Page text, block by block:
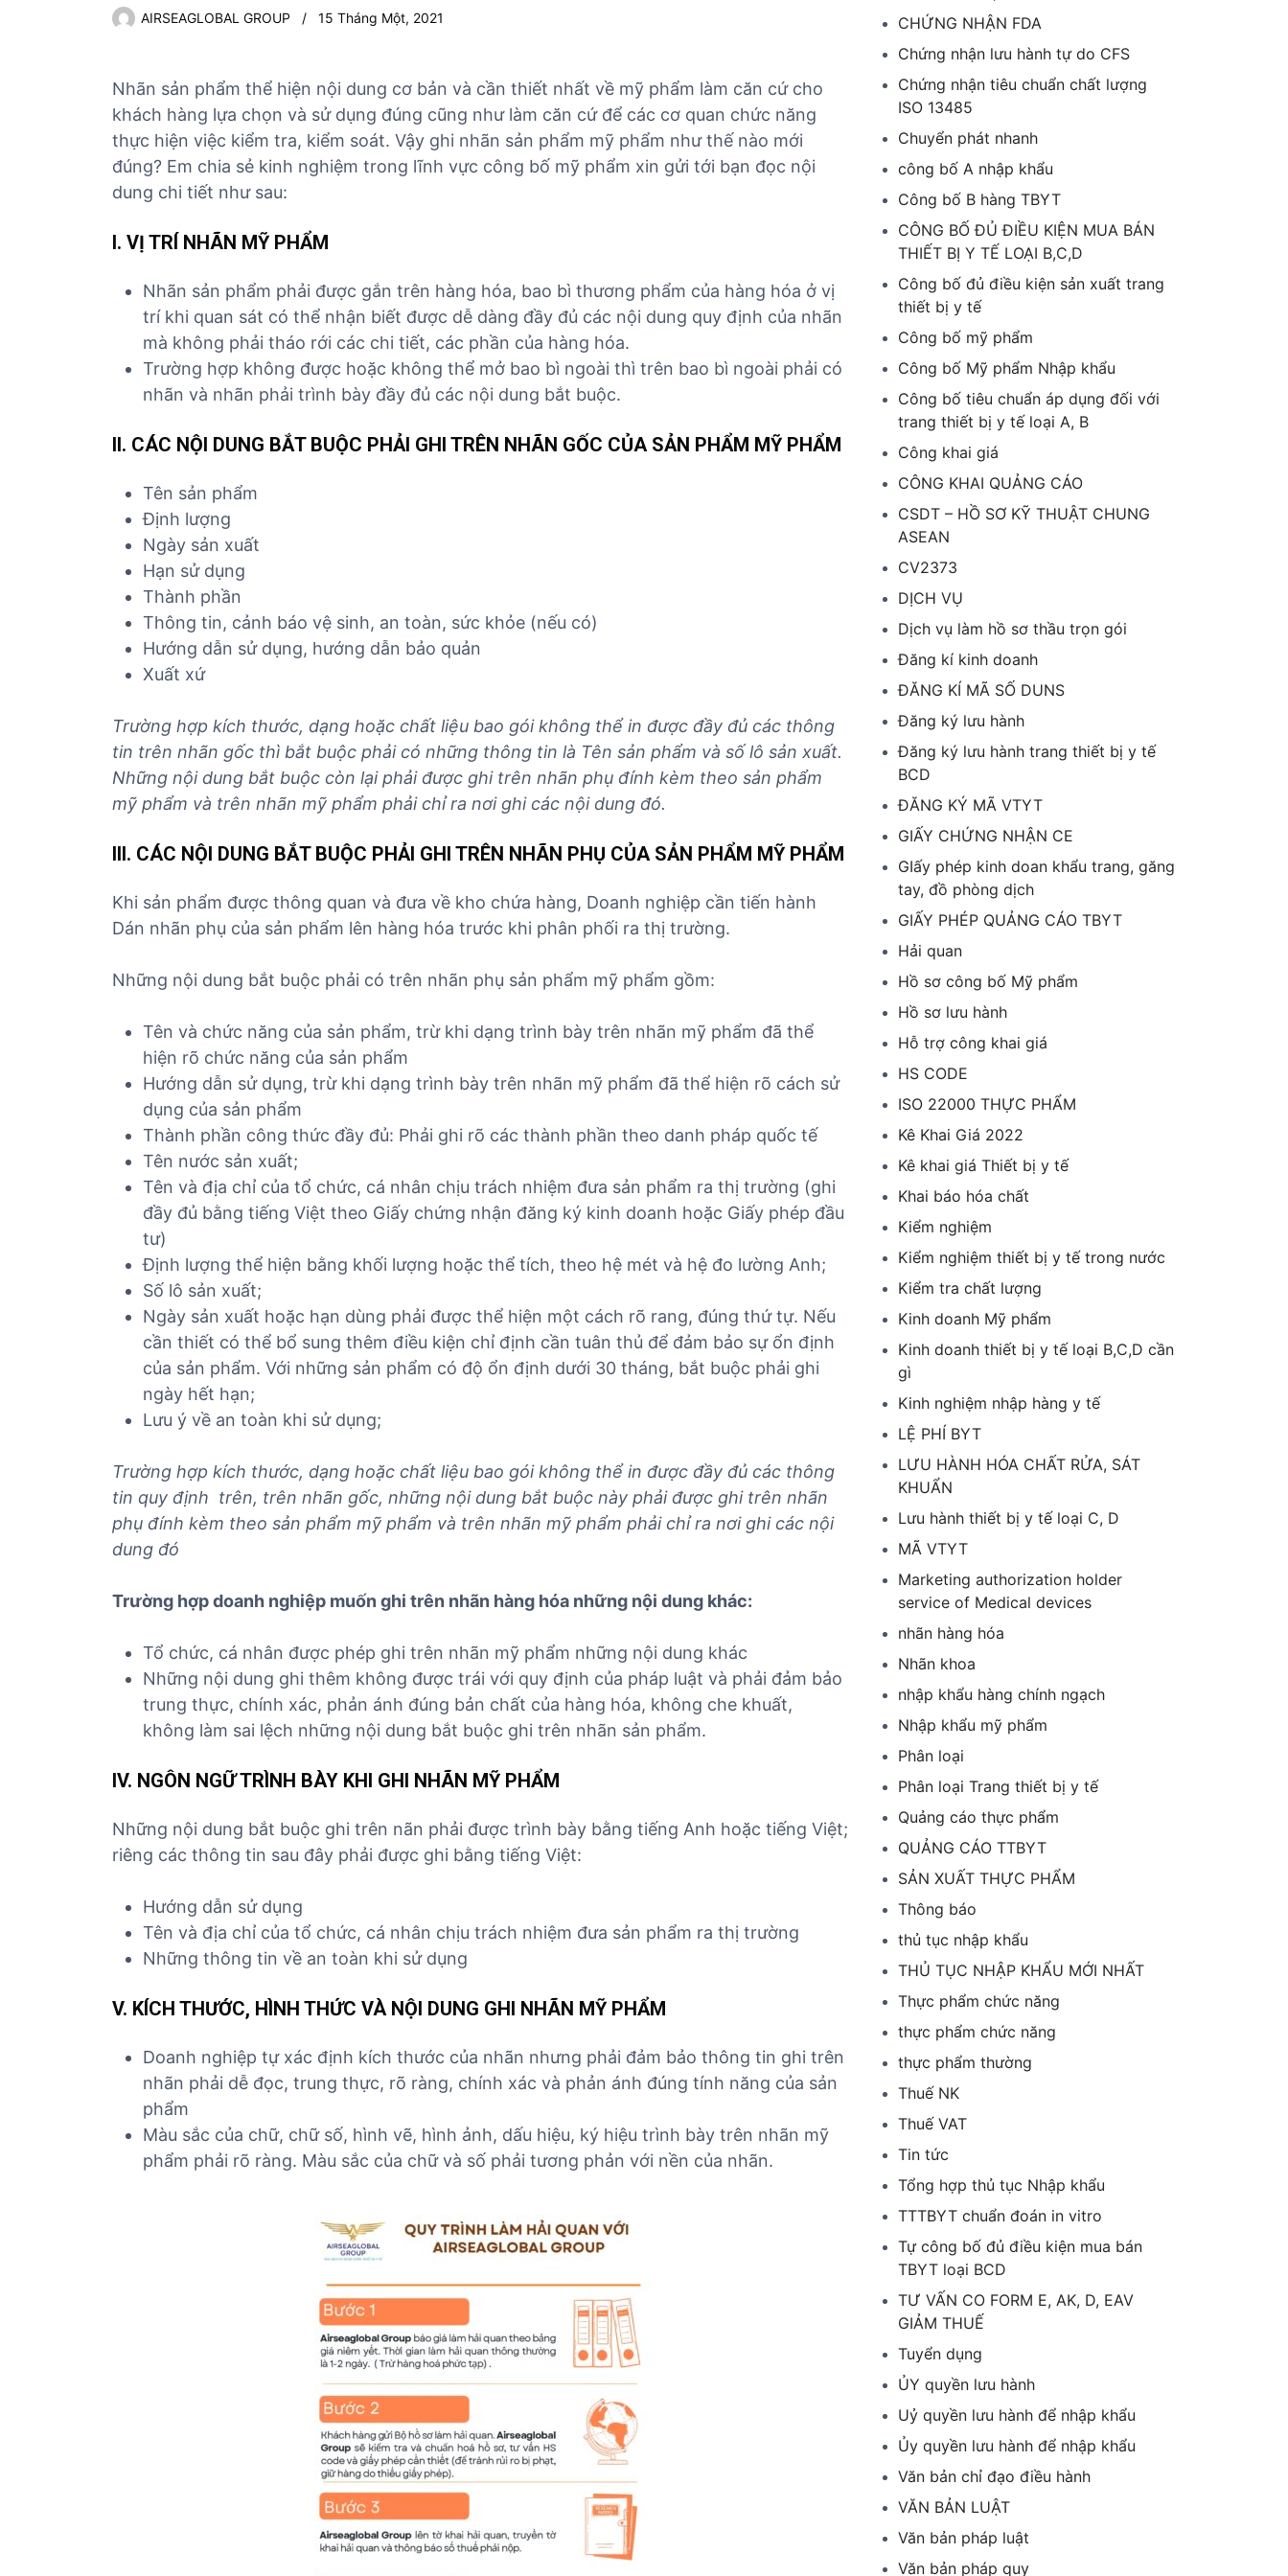
AIRSEAGLOBAL GROUP 15 Tháng Một, 2021
Nhãn sản phẩm thể hiện nội dung cơ bản và cần thiết nhất về mỹ phẩm làm căn cứ cho
khách hàng lựa chọn và sử dụng đúng cũng như làm căn cứ để các cơ quan chức năng
thực hiện việc kiểm tra, kiểm soát. Vậy ghi nhãn sản phẩm mỹ phẩm như thế nào mới
đúng? Em chia sẻ kinh nghiệm trong lĩnh vực công bố mỹ phẩm xin gửi tới bạn đọc nội
dung chi tiết như sau:
I. VỊ TRÍ NHÃN MỸ PHẨM
Nhãn sản phẩm phải được gắn trên hàng hóa, bao bì thương phẩm của hàng hóa ở vị
trí khi quan sát có thể nhận biết được dễ dàng đầy đủ các nội dung quy định của nhãn
mà không phải tháo rới các chi tiết, các phần của hàng hóa.
Trường hợp không được hoặc không thể mở bao bì ngoài thì trên bao bì ngoài phải có
nhãn và nhãn phải trình bày đầy đủ các nội dung bắt buộc.
II. CÁC NỘI DUNG BẮT BUỘC PHẢI GHI TRÊN NHÃN GỐC CỦA SẢN PHẨM MỸ PHẨM
Tên sản phẩm
Định lượng
Ngày sản xuất
Hạn sử dụng
Thành phần
Thông tin, cảnh báo vệ sinh, an toàn, sức khỏe (nếu có)
Hướng dẫn sử dụng, hướng dẫn bảo quản
Xuất xứ
Trường hợp kích thước, dạng hoặc chất liệu bao gói không thể in được đầy đủ các thông
tin trên nhãn gốc thì bắt buộc phải có những thông tin là Tên sản phẩm và số lô sản xuất.
Những nội dung bắt buộc còn lại phải được ghi trên nhãn phụ đính kèm theo sản phẩm
mỹ phẩm và trên nhãn mỹ phẩm phải chỉ ra nơi ghi các nội dung đó.
III. CÁC NỘI DUNG BẮT BUỘC PHẢI GHI TRÊN NHÃN PHỤ CỦA SẢN PHẨM MỸ PHẨM
Khi sản phẩm được thông quan và đưa về kho chứa hàng, Doanh nghiệp cần tiến hành
Dán nhãn phụ của sản phẩm lên hàng hóa trước khi phân phối ra thị trường.
Những nội dung bắt buộc phải có trên nhãn phụ sản phẩm mỹ phẩm gồm:
Tên và chức năng của sản phẩm, trừ khi dạng trình bày trên nhãn mỹ phẩm đã thể
hiện rõ chức năng của sản phẩm
Hướng dẫn sử dụng, trừ khi dạng trình bày trên nhãn mỹ phẩm đã thể hiện rõ cách sử
dụng của sản phẩm
Thành phần công thức đầy đủ: Phải ghi rõ các thành phần theo danh pháp quốc tế
Tên nước sản xuất;
Tên và địa chỉ của tổ chức, cá nhân chịu trách nhiệm đưa sản phẩm ra thị trường (ghi
đầy đủ bằng tiếng Việt theo Giấy chứng nhận đăng ký kinh doanh hoặc Giấy phép đầu
tư)
Định lượng thể hiện bằng khối lượng hoặc thể tích, theo hệ mét và hệ đo lường Anh;
Số lô sản xuất;
Ngày sản xuất hoặc hạn dùng phải được thể hiện một cách rõ rang, đúng thứ tự. Nếu
cần thiết có thể bổ sung thêm điều kiện chỉ định cần tuân thủ để đảm bảo sự ổn định
của sản phẩm. Với những sản phẩm có độ ổn định dưới 30 tháng, bắt buộc phải ghi
ngày hết hạn;
Lưu ý về an toàn khi sử dụng;
Trường hợp kích thước, dạng hoặc chất liệu bao gói không thể in được đầy đủ các thông
tin quy định trên, trên nhãn gốc, những nội dung bắt buộc này phải được ghi trên nhãn
phụ đính kèm theo sản phẩm mỹ phẩm và trên nhãn mỹ phẩm phải chỉ ra nơi ghi các nội
dung đó
Trường hợp doanh nghiệp muốn ghi trên nhãn hàng hóa những nội dung khác:
Tổ chức, cá nhân được phép ghi trên nhãn mỹ phẩm những nội dung khác
Những nội dung ghi thêm không được trái với quy định của pháp luật và phải đảm bảo
trung thực, chính xác, phản ánh đúng bản chất của hàng hóa, không che khuất,
không làm sai lệch những nội dung bắt buộc ghi trên nhãn sản phẩm.
IV. NGÔN NGỮ TRÌNH BÀY KHI GHI NHÃN MỸ PHẨM
Những nội dung bắt buộc ghi trên nãn phải được trình bày bằng tiếng Anh hoặc tiếng Việt;
riêng các thông tin sau đây phải được ghi bằng tiếng Việt:
Hướng dẫn sử dụng
Tên và địa chỉ của tổ chức, cá nhân chịu trách nhiệm đưa sản phẩm ra thị trường
Những thông tin về an toàn khi sử dụng
V. KÍCH THƯỚC, HÌNH THỨC VÀ NỘI DUNG GHI NHÃN MỸ PHẨM
Doanh nghiệp tự xác định kích thước của nhãn nhưng phải đảm bảo thông tin ghi trên
nhãn phải dễ đọc, trung thực, rõ ràng, chính xác và phản ánh đúng tính năng của sản
phẩm
Màu sắc của chữ, chữ số, hình vẽ, hình ảnh, dấu hiệu, ký hiệu trình bày trên nhãn mỹ
phẩm phải rõ ràng. Màu sắc của chữ và số phải tương phản với nền của nhãn.
CHỨNG NHẬN FDA
Chứng nhận lưu hành tự do CFS
Chứng nhận tiêu chuẩn chất lượng
ISO 13485
Chuyển phát nhanh
công bố A nhập khẩu
Công bố B hàng TBYT
CÔNG BỐ ĐỦ ĐIỀU KIỆN MUA BÁN
THIẾT BỊ Y TẾ LOẠI B,C,D
Công bố đủ điều kiện sản xuất trang
thiết bị y tế
Công bố mỹ phẩm
Công bố Mỹ phẩm Nhập khẩu
Công bố tiêu chuẩn áp dụng đối với
trang thiết bị y tế loại A, B
Công khai giá
CÔNG KHAI QUẢNG CÁO
CSDT – HỒ SƠ KỸ THUẬT CHUNG
ASEAN
CV2373
DỊCH VỤ
Dịch vụ làm hồ sơ thầu trọn gói
Đăng kí kinh doanh
ĐĂNG KÍ MÃ SỐ DUNS
Đăng ký lưu hành
Đăng ký lưu hành trang thiết bị y tế
BCD
ĐĂNG KÝ MÃ VTYT
GIẤY CHỨNG NHẬN CE
GIấy phép kinh doan khẩu trang, găng
tay, đồ phòng dịch
GIẤY PHÉP QUẢNG CÁO TBYT
Hải quan
Hồ sơ công bố Mỹ phẩm
Hồ sơ lưu hành
Hỗ trợ công khai giá
HS CODE
ISO 22000 THỰC PHẨM
Kê Khai Giá 2022
Kê khai giá Thiết bị y tế
Khai báo hóa chất
Kiểm nghiệm
Kiểm nghiệm thiết bị y tế trong nước
Kiểm tra chất lượng
Kinh doanh Mỹ phẩm
Kinh doanh thiết bị y tế loại B,C,D cần
gì
Kinh nghiệm nhập hàng y tế
LỆ PHÍ BYT
LƯU HÀNH HÓA CHẤT RỬA, SÁT
KHUẨN
Lưu hành thiết bị y tế loại C, D
MÃ VTYT
Marketing authorization holder
service of Medical devices
nhãn hàng hóa
Nhãn khoa
nhập khẩu hàng chính ngạch
Nhập khẩu mỹ phẩm
Phân loại
Phân loại Trang thiết bị y tế
Quảng cáo thực phẩm
QUẢNG CÁO TTBYT
SẢN XUẤT THỰC PHẨM
Thông báo
thủ tục nhập khẩu
THỦ TỤC NHẬP KHẨU MỚI NHẤT
Thực phẩm chức năng
thực phẩm chức năng
thực phẩm thường
Thuế NK
Thuế VAT
Tin tức
Tổng hợp thủ tục Nhập khẩu
TTTBYT chuẩn đoán in vitro
Tự công bố đủ điều kiện mua bán
TBYT loại BCD
TƯ VẤN CO FORM E, AK, D, EAV
GIẢM THUẾ
Tuyển dụng
ỦY quyền lưu hành
Uỷ quyền lưu hành để nhập khẩu
Ủy quyền lưu hành để nhập khẩu
Văn bản chỉ đạo điều hành
VĂN BẢN LUẬT
Văn bản pháp luật
Văn bản pháp quy